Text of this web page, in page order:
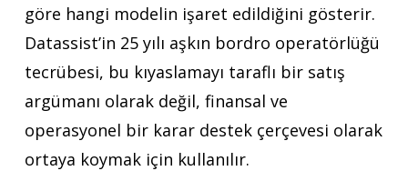
göre hangi modelin işaret edildiğini gösterir.
Datassist’in 25 yılı aşkın bordro operatörlüğü
tecrübesi, bu kıyaslamayı taraflı bir satış
argümanı olarak değil, finansal ve
operasyonel bir karar destek çerçevesi olarak
ortaya koymak için kullanılır.